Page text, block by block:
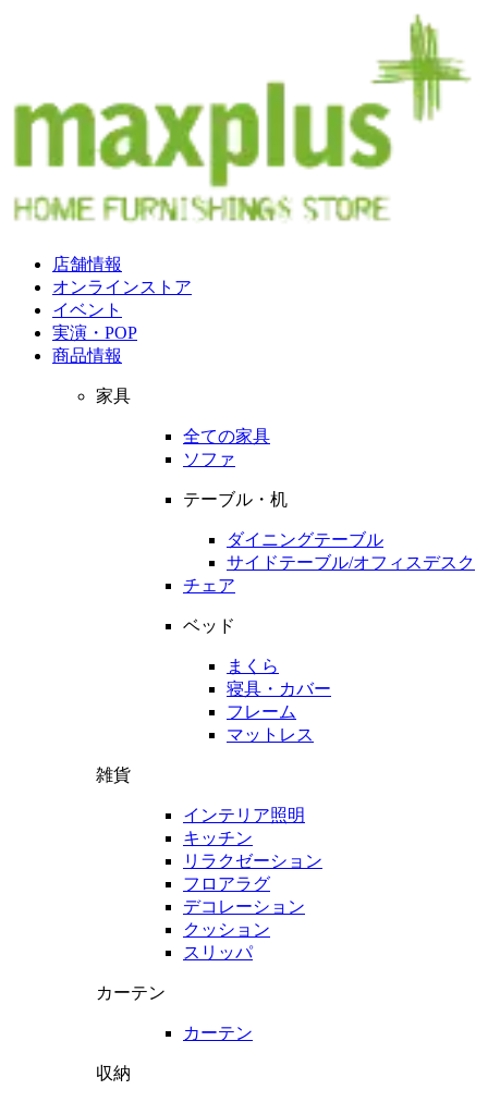
店舗情報
オンラインストア
イベント
実演・POP
商品情報
家具
全ての家具
ソファ
テーブル・机
ダイニングテーブル
サイドテーブル/オフィスデスク
チェア
ベッド
まくら
寝具・カバー
フレーム
マットレス
雑貨
インテリア照明
キッチン
リラクゼーション
フロアラグ
デコレーション
クッション
スリッパ
カーテン
カーテン
収納